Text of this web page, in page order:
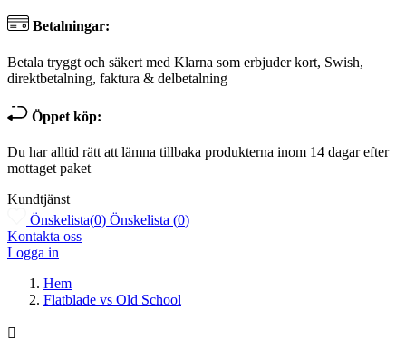
Betalningar:
Betala tryggt och säkert med Klarna som erbjuder kort, Swish,
direktbetalning, faktura & delbetalning
Öppet köp:
Du har alltid rätt att lämna tillbaka produkterna inom 14 dagar efter
mottaget paket
Kundtjänst
Önskelista(0) Önskelista (0)
Kontakta oss
Logga in
Hem
Flatblade vs Old School
